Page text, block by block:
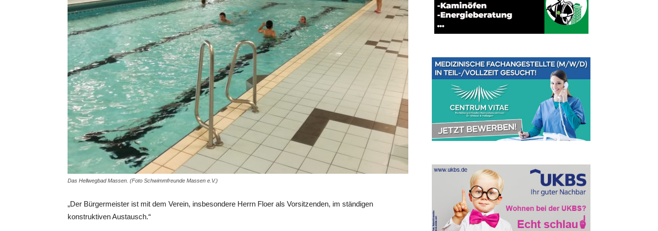
Das Hellwegbad Massen. (Foto Schwimmfreunde Massen e.V.)
„Der Bürgermeister ist mit dem Verein, insbesondere Herrn Floer als Vorsitzenden, im ständigen
konstruktiven Austausch.“